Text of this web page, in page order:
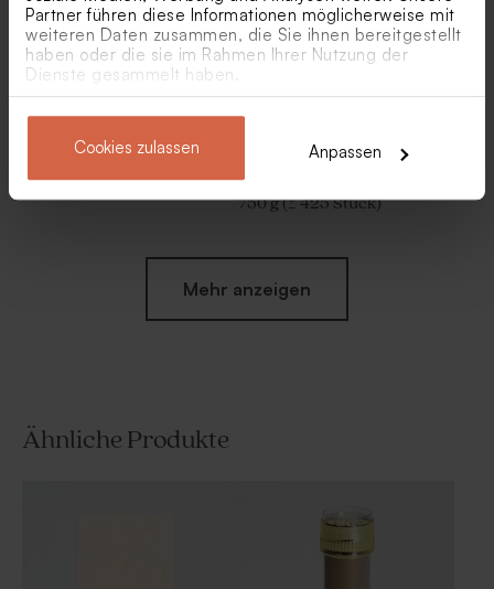
Partner führen diese Informationen möglicherweise mit
weiteren Daten zusammen, die Sie ihnen bereitgestellt
haben oder die sie im Rahmen Ihrer Nutzung der
Dienste gesammelt haben.
Cookies zulassen Anpassen
Biologische Samenbomben
Goldmarmorierte
Gastgeschenk Konfirmation
750 g (± 425 Stück)
Mehr anzeigen
Ähnliche Produkte